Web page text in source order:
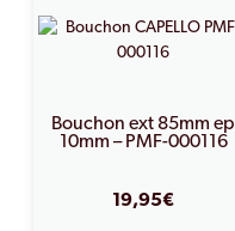
Bouchon ext 85mm ep
10mm – PMF-000116
19,95€